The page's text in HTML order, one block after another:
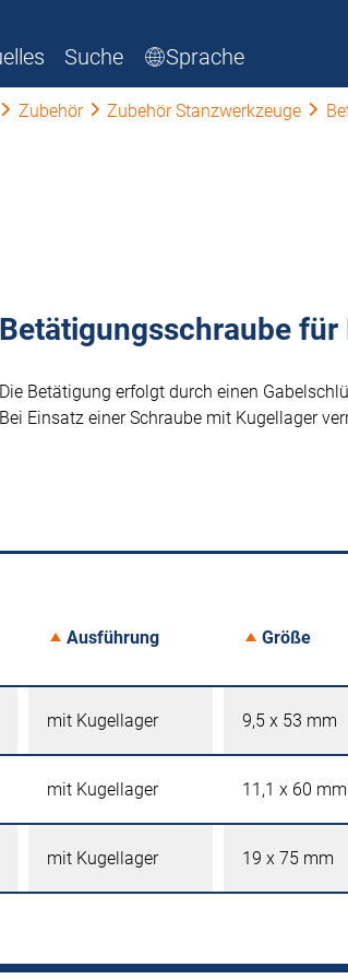
Suche Sprache
Zubehör Zubehör Stanzwerkzeuge
Betätigungsschraube
Die Betätigung erfolgt durch einen
Bei Einsatz einer Schraube mit Kugellager
Ausführung Größe
mit Kugellager 9,5 x 53 mm
mit Kugellager 11,1 x 60 mm
mit Kugellager 19 x 75 mm